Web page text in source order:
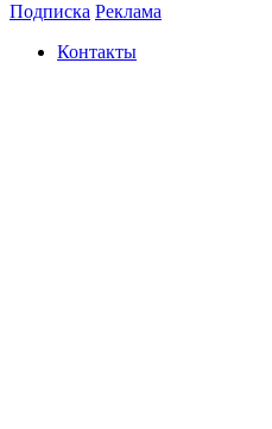
Подписка Реклама
Контакты